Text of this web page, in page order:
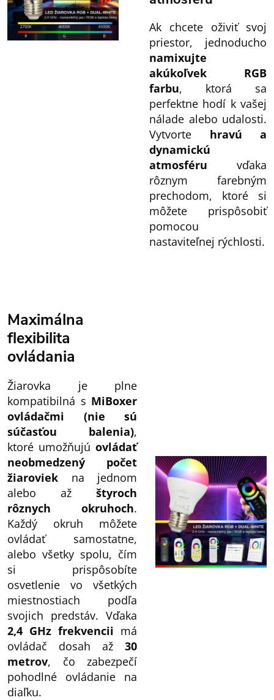
Ak chcete oživiť svoj
priestor, jednoducho
namixujte
akúkoľvek RGB
farbu, ktorá sa
perfektne hodí k vašej
nálade alebo udalosti.
Vytvorte hravú a
dynamickú
atmosféru vďaka
rôznym farebným
prechodom, ktoré si
môžete prispôsobiť
pomocou
nastaviteľnej rýchlosti.
Maximálna
flexibilita
ovládania
Žiarovka je plne
kompatibilná s MiBoxer
ovládačmi (nie sú
súčasťou balenia),
ktoré umožňujú ovládať
neobmedzený počet
žiaroviek na jednom
alebo až štyroch
rôznych okruhoch.
Každý okruh môžete
ovládať samostatne,
alebo všetky spolu, čím
si prispôsobíte
osvetlenie vo všetkých
miestnostiach podľa
svojich predstáv. Vďaka
2,4 GHz frekvencii má
ovládač dosah až 30
metrov, čo zabezpečí
pohodlné ovládanie na
diaľku.